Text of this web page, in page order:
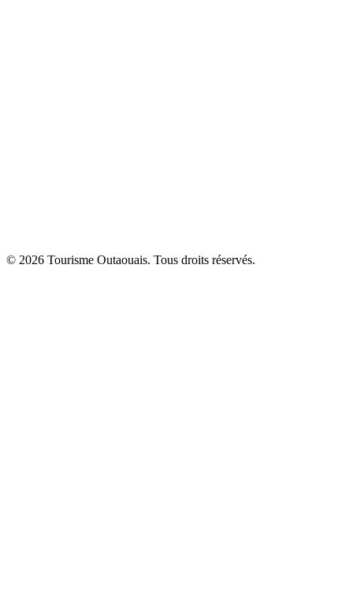
© 2026 Tourisme Outaouais. Tous droits réservés.